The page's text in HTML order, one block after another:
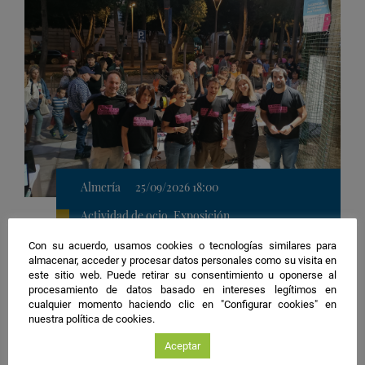
Almería
25/09/2026 18:00
Actividad de ocio, Exposición
Ubicación
de
la
actividad
3. Delegación del Gobierno de la Junta de Andalucía
La computación nos invade
Organiza:Universidad de Almería
Con su acuerdo, usamos cookies o tecnologías similares para
almacenar, acceder y procesar datos personales como su visita en
este sitio web. Puede retirar su consentimiento u oponerse al
procesamiento de datos basado en intereses legítimos en
cualquier momento haciendo clic en "Configurar cookies" en
nuestra política de cookies.
Aceptar